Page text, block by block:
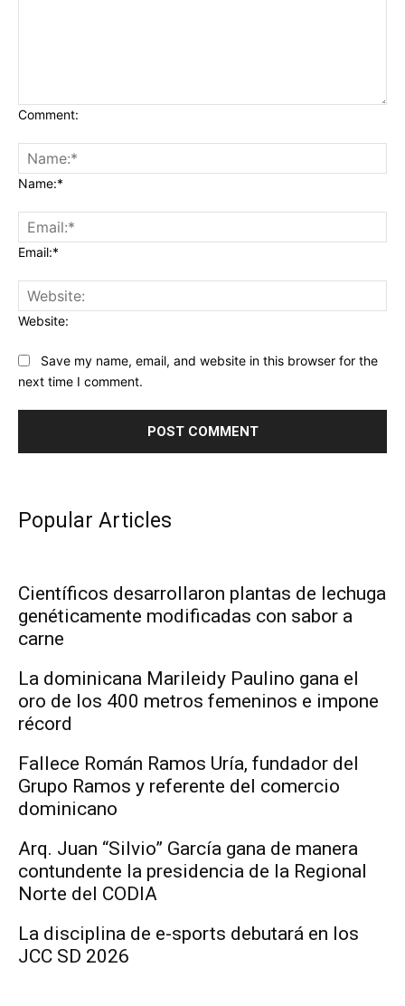
Comment:
Name:*
Email:*
Website:
Save my name, email, and website in this browser for the
next time I comment.
Popular Articles
Científicos desarrollaron plantas de lechuga
genéticamente modificadas con sabor a
carne
La dominicana Marileidy Paulino gana el
oro de los 400 metros femeninos e impone
récord
Fallece Román Ramos Uría, fundador del
Grupo Ramos y referente del comercio
dominicano
Arq. Juan “Silvio” García gana de manera
contundente la presidencia de la Regional
Norte del CODIA
La disciplina de e-sports debutará en los
JCC SD 2026